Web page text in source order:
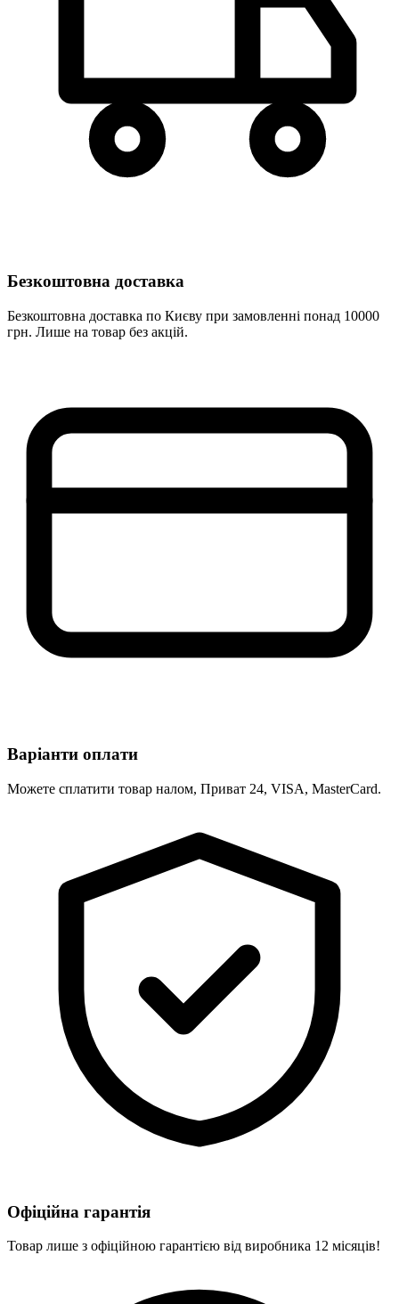
Безкоштовна доставка
Безкоштовна доставка по Києву при замовленні понад 10000
грн. Лише на товар без акцій.
Варіанти оплати
Можете сплатити товар налом, Приват 24, VISA, MasterCard.
Офіційна гарантія
Товар лише з офіційною гарантією від виробника 12 місяців!